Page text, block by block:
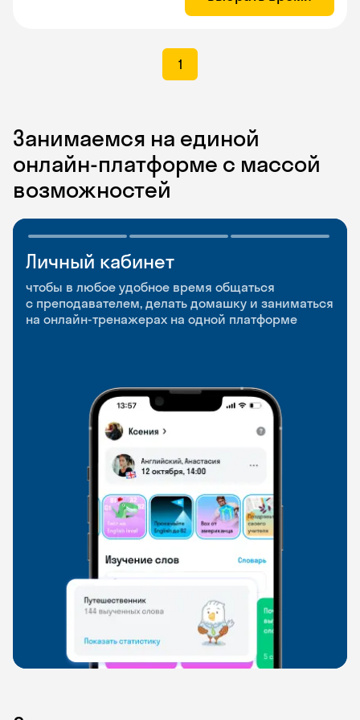
1
Занимаемся на единой
онлайн-платформе с массой
возможностей
Личный кабинет
чтобы в любое удобное время общаться
с преподавателем, делать домашку и заниматься
на онлайн-тренажерах на одной платформе
Мобильное
приложение
чтобы заниматься и изучать новые слова где
и когда удобно
Разговорные клубы
и Talks
Групповые занятия для разговорной практики
и индивидуальные встречи с преподавателями